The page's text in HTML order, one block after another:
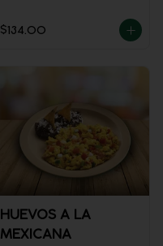
$134.00
HUEVOS A LA
MEXICANA